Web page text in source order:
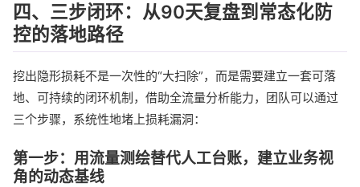
四、三步闭环：从90天复盘到常态化防
控的落地路径
挖出隐形损耗不是一次性的“大扫除”，而是需要建立一套可落
地、可持续的闭环机制，借助全流量分析能力，团队可以通过
三个步骤，系统性地堵上损耗漏洞：
第一步：用流量测绘替代人工台账，建立业务视
角的动态基线